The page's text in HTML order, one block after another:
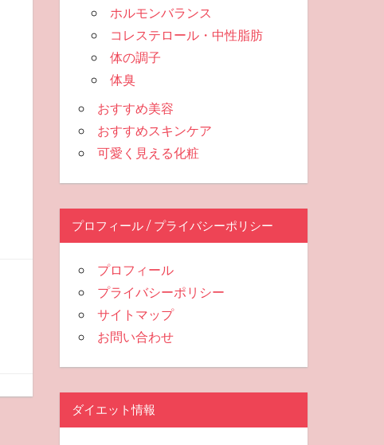
ホルモンバランス
コレステロール・中性脂肪
体の調子
体臭
おすすめ美容
おすすめスキンケア
可愛く見える化粧
プロフィール / プライバシーポリシー
プロフィール
プライバシーポリシー
サイトマップ
お問い合わせ
ダイエット情報